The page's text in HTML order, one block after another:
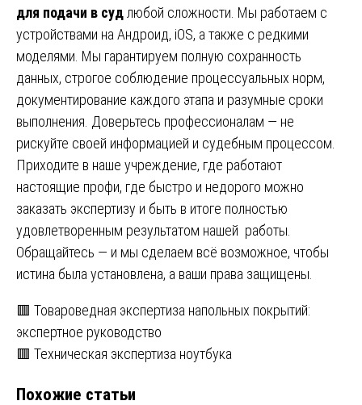
для подачи в суд любой сложности. Мы работаем с
устройствами на Андроид, iOS, а также с редкими
моделями. Мы гарантируем полную сохранность
данных, строгое соблюдение процессуальных норм,
документирование каждого этапа и разумные сроки
выполнения. Доверьтесь профессионалам — не
рискуйте своей информацией и судебным процессом.
Приходите в наше учреждение, где работают
настоящие профи, где быстро и недорого можно
заказать экспертизу и быть в итоге полностью
удовлетворенным результатом нашей работы.
Обращайтесь — и мы сделаем всё возможное, чтобы
истина была установлена, а ваши права защищены.
Навигация
по
🟥 Товароведная экспертиза напольных покрытий:
экспертное руководство
🟥 Техническая экспертиза ноутбука
Похожие статьи